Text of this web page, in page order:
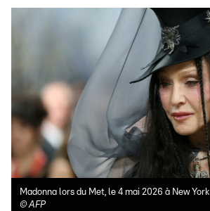
Madonna lors du Met, le 4 mai 2026 à New York
©AFP